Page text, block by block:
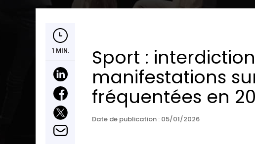
1 MIN. Sport :
manifestations
fréquentées en
Date de publication : 05/01/2026